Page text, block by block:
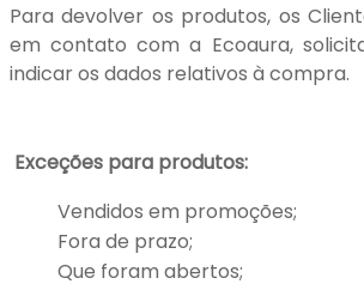
Para devolver os produtos, os
em contato com a Ecoaura,
indicar os dados relativos à compra.
Exceções para produtos:
Vendidos em promoções;
Fora de prazo;
Que foram abertos;